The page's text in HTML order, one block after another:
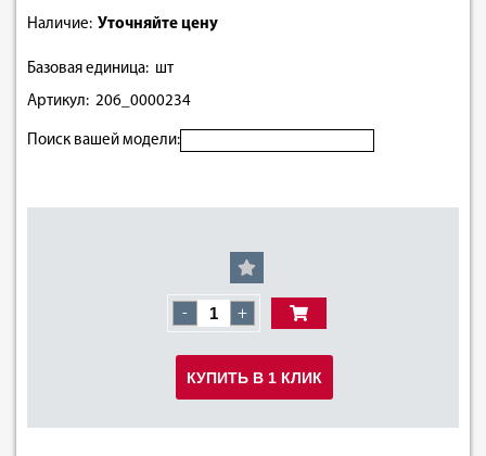
Наличие: Уточняйте цену
Базовая единица: шт
Артикул: 206_0000234
Поиск вашей модели:
- +
КУПИТЬ В 1 КЛИК